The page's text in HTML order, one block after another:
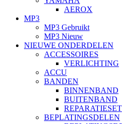
AEROX
MP3
MP3 Gebruikt
MP3 Nieuw
NIEUWE ONDERDELEN
ACCESSOIRES
VERLICHTING
ACCU
BANDEN
BINNENBAND
BUITENBAND
REPARATIESET
BEPLATINGSDELEN